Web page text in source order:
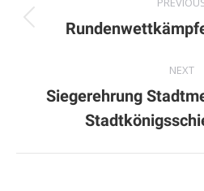
navigation
NEXT
Siegerehrung